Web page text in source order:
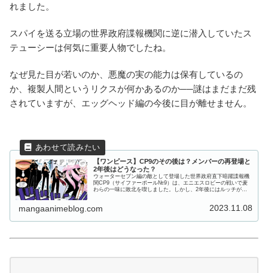
れました。
スパイを送る立場の世界政府諜報機関に逆に潜入していたス
テューシーは何気に重要人物でしたね。
なぜ見た目が若いのか、悪魔の実の能力は保有しているの
か、複製人間というリクスが何かあるのか──謎はまだまだ残
されていますが、エッグヘッド編の今後に目が離せません。
【ワンピース】CP9のその後は？メンバーの再登場と
2年後はどうなった？
ウォーターセブン編の敵として登場した世界政府直下暗躍諜報機
関CP9（サイファーポール№9）は、エニエスロビーの戦いで麦
わらの一味に敗北を喫しました。しかし、2年後にはルッチが
mangaanimeblog.com 2023.11.08